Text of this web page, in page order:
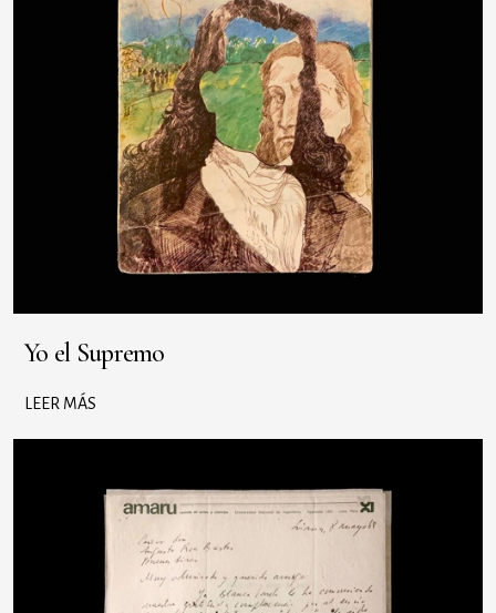
Yo el Supremo
LEER MÁS